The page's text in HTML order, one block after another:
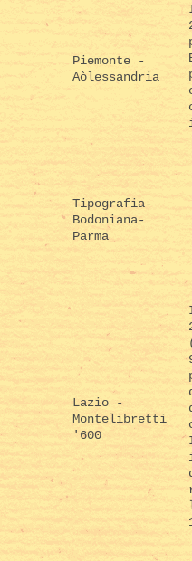
Piemonte -
Aòlessandria
Tipografia-
Bodoniana-
Parma
Lazio -
Montelibretti
'600